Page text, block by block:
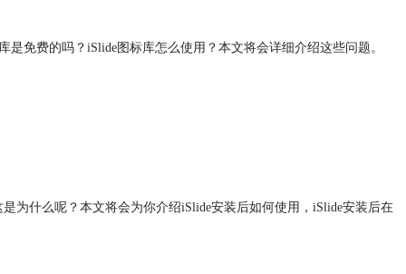
免费的吗？iSlide图标库怎么使用？本文将会详细介绍这些问题。
为什么呢？本文将会为你介绍iSlide安装后如何使用，iSlide安装后在